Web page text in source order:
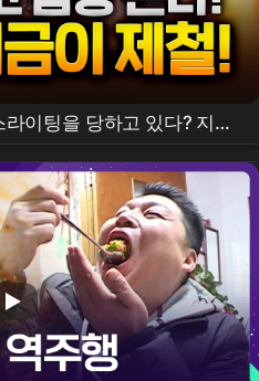
이팅을 당하고 있다? 지금
드세요!